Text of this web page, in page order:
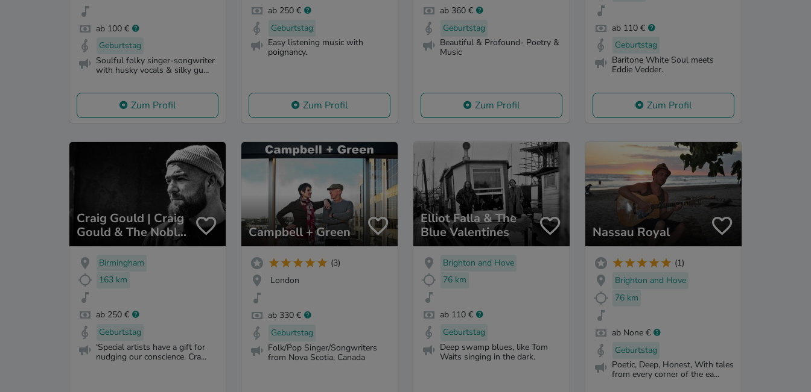
ab 100 €
Geburtstag
Soulful folky singer-songwriter
with husky vocals & silky gu...
Zum Profil
ab 250 €
Geburtstag
Easy listening music with
poignancy.
Zum Profil
ab 360 €
Geburtstag
Beautiful & Profound- Poetry &
Music
Zum Profil
ab 110 €
Geburtstag
Baritone White Soul meets
Eddie Vedder.
Zum Profil
Craig Gould | Craig
Gould & The Noble
Thieves
Birmingham
163 km
ab 250 €
Geburtstag
‘Special artists have a gift for
nudging our conscience. Cra...
Campbell + Green
(3)
London
ab 330 €
Geburtstag
Folk/Pop Singer/Songwriters
from Nova Scotia, Canada
Elliot Falla & The
Blue Valentines
Brighton and Hove
76 km
ab 110 €
Geburtstag
Deep swamp blues, like Tom
Waits singing in the dark.
Nassau Royal
(1)
Brighton and Hove
76 km
ab None €
Geburtstag
Poetic, Deep, Honest, With tales
from every corner of the ea...